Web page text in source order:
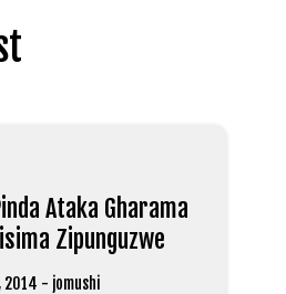
Ataka Gharama
Zipunguzwe
2014 - jomushi